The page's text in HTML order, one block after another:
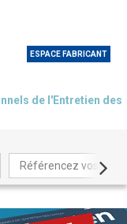
ESPACE FABRICANT
de l'Entretien des
Référencez vos